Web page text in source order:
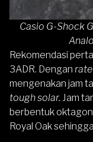
Casio G-Shock
Rekomendasi
3ADR. Dengan rate
mengenakan jam
tough solar. Jam
berbentuk
Royal Oak